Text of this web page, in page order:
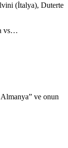
(İtalya), Duterte
vs…
ve onun